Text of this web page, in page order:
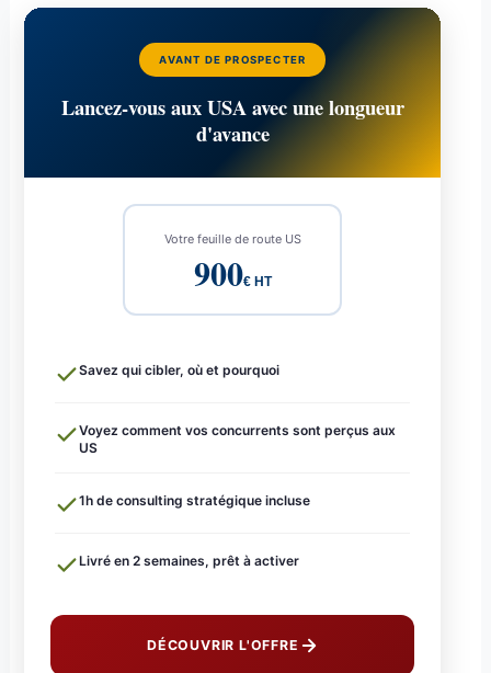
AVANT DE PROSPECTER
Lancez-vous aux USA avec une longueur
d'avance
Votre feuille de route US
900€ HT
Savez qui cibler, où et pourquoi
Voyez comment vos concurrents sont perçus aux
US
1h de consulting stratégique incluse
Livré en 2 semaines, prêt à activer
DÉCOUVRIR L'OFFRE